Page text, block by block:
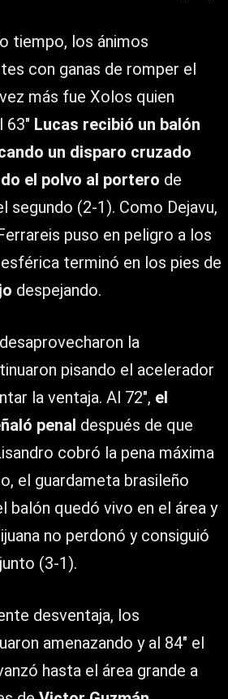
tiempo, los ánimos
con ganas de romper el
más fue Xolos quien
Lucas recibió un balón
un disparo cruzado
el polvo al portero de
segundo (2-1). Como Dejavu,
puso en peligro a los
terminó en los pies de
despejando.
la
pisando el acelerador
la ventaja. Al 72″, el
penal después de que
cobró la pena máxima
el guardameta brasileño
balón quedó vivo en el área y
no perdonó y consiguió
(3-1).
desventaja, los
amenazando y al 84″ el
hasta el área grande a